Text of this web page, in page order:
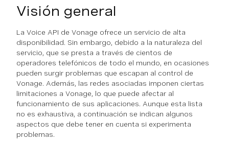
Visión general
La Voice API de Vonage ofrece un servicio de alta
disponibilidad. Sin embargo, debido a la naturaleza del
servicio, que se presta a través de cientos de
operadores telefónicos de todo el mundo, en ocasiones
pueden surgir problemas que escapan al control de
Vonage. Además, las redes asociadas imponen ciertas
limitaciones a Vonage, lo que puede afectar al
funcionamiento de sus aplicaciones. Aunque esta lista
no es exhaustiva, a continuación se indican algunos
aspectos que debe tener en cuenta si experimenta
problemas.